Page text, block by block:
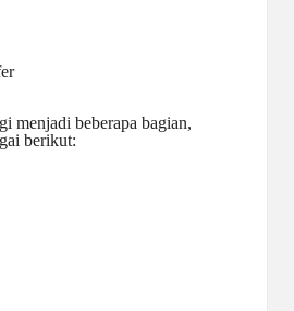
menjadi beberapa bagian,
berikut: